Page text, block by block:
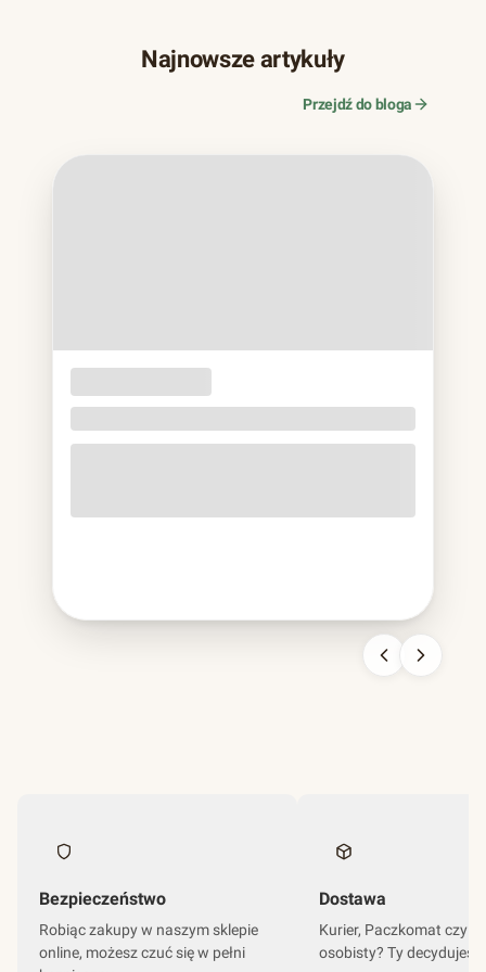
Najnowsze artykuły
Przejdź do bloga
JEDNORAZOWE
lukru
sztywniejsza od plastikowej, nie do pomylenia z niczym
Bezpieczeństwo
Robiąc zakupy w naszym sklepie
online, możesz czuć się w pełni
Dostawa
Kurier, Paczkomat czy
osobisty? Ty decydujesz.